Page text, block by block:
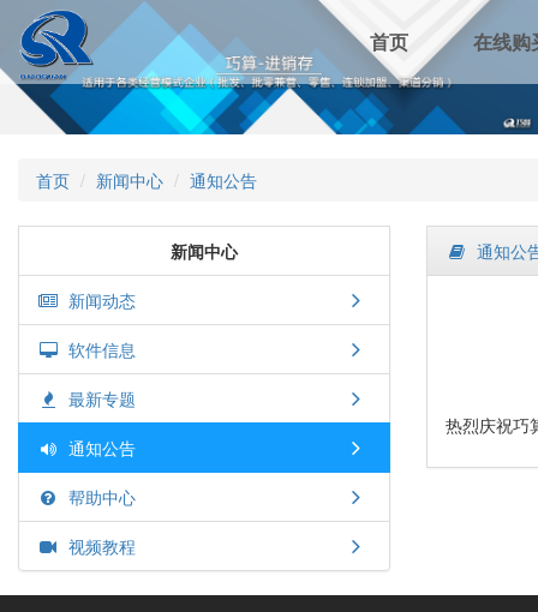
首页 在线购
首页 新闻中心 通知公告
新闻中心
新闻动态
软件信息
最新专题
通知公告
帮助中心
视频教程
通知公
热烈庆祝巧